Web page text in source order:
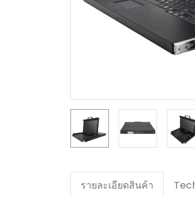
รายละเอียดสินค้า